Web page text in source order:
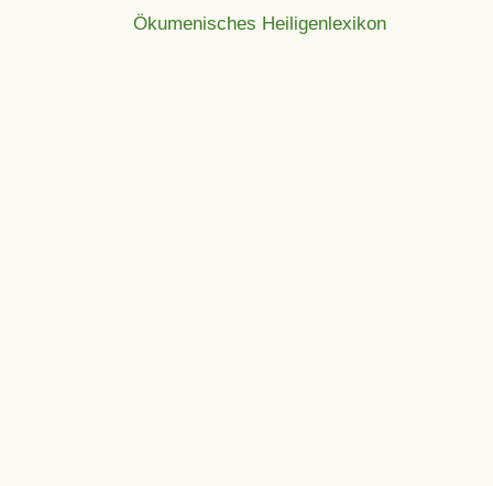
Ökumenisches Heiligenlexikon